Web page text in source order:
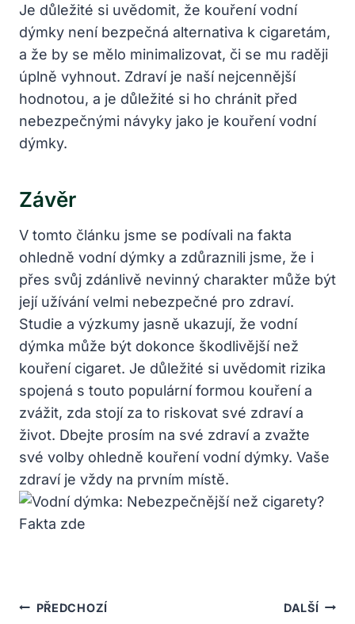
Je důležité si uvědomit, že kouření vodní
dýmky není bezpečná alternativa k cigaretám,
a že by se mělo minimalizovat, či se mu raději
úplně vyhnout. Zdraví je naší nejcennější
hodnotou, a je důležité si ho chránit před
nebezpečnými návyky jako je kouření vodní
dýmky.
Závěr
V tomto článku jsme se podívali na fakta
ohledně vodní dýmky a zdůraznili jsme, že i
přes svůj zdánlivě nevinný charakter může být
její užívání velmi nebezpečné pro zdraví.
Studie a výzkumy jasně ukazují, že vodní
dýmka může být dokonce škodlivější než
kouření cigaret. Je důležité si uvědomit rizika
spojená s touto populární formou kouření a
zvážit, zda stojí za to riskovat své zdraví a
život. Dbejte prosím na své zdraví a zvažte
své volby ohledně kouření vodní dýmky. Vaše
zdraví je vždy na prvním místě.
Navigace
PŘEDCHOZÍ DALŠÍ